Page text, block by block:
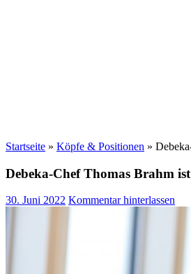
Startseite » Köpfe & Positionen »
Debeka-Chef Thomas Brahm
30. Juni 2022 Kommentar hinterlassen